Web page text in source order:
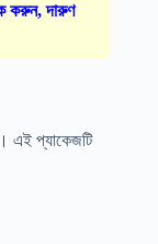
করুন, দারুণ
এই প্যাকেজটি